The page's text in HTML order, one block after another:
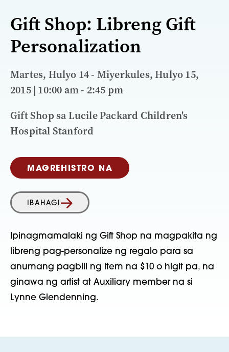
Gift Shop: Libreng Gift
Personalization
Martes, Hulyo 14 - Miyerkules, Hulyo 15,
2015 | 10:00 am - 2:45 pm
Gift Shop sa Lucile Packard Children's
Hospital Stanford
MAGREHISTRO NA
IBAHAGI
Ipinagmamalaki ng Gift Shop na magpakita ng
libreng pag-personalize ng regalo para sa
anumang pagbili ng item na $10 o higit pa, na
ginawa ng artist at Auxiliary member na si
Lynne Glendenning.